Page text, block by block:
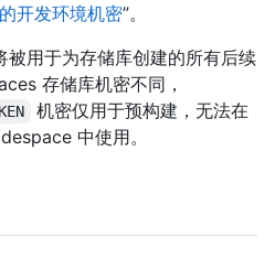
开发环境机密”。
用于为存储库创建的所有后续
存储库机密不同，
机密仅用于预构建，无法在
中使用。